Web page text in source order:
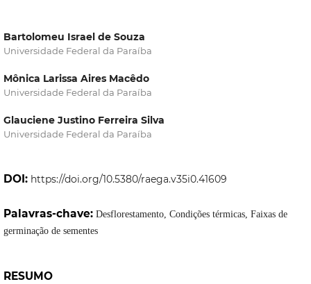
Bartolomeu Israel de Souza
Universidade Federal da Paraíba
Mônica Larissa Aires Macêdo
Universidade Federal da Paraíba
Glauciene Justino Ferreira Silva
Universidade Federal da Paraíba
DOI: https://doi.org/10.5380/raega.v35i0.41609
Palavras-chave: Desflorestamento, Condições térmicas, Faixas de
germinação de sementes
RESUMO